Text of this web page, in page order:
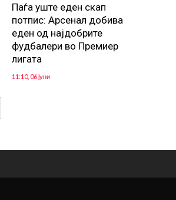
Паѓа уште еден скап
потпис: Арсенал добива
еден од најдобрите
фудбалери во Премиер
лигата
11:10, 06 јуни